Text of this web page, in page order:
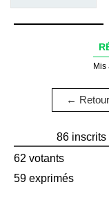
Mis
←
86 inscrits
62 votants
59 exprimés